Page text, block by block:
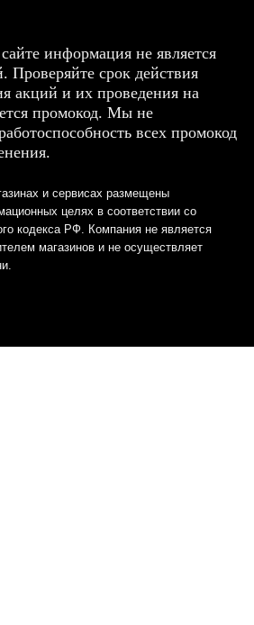
информация не является
Проверяйте срок действия
акций и их проведения на
промокод. Мы не
всех промокод
и сервисах размещены
целях в соответствии со
кодекса РФ. Компания не является
магазинов и не осуществляет